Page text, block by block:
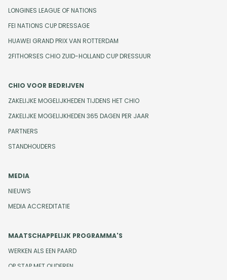
LONGINES LEAGUE OF NATIONS
FEI NATIONS CUP DRESSAGE
HUAWEI GRAND PRIX VAN ROTTERDAM
2FITHORSES CHIO ZUID-HOLLAND CUP DRESSUUR
CHIO VOOR BEDRIJVEN
ZAKELIJKE MOGELIJKHEDEN TIJDENS HET CHIO
ZAKELIJKE MOGELIJKHEDEN 365 DAGEN PER JAAR
PARTNERS
STANDHOUDERS
MEDIA
NIEUWS
MEDIA ACCREDITATIE
MAATSCHAPPELIJK PROGRAMMA'S
WERKEN ALS EEN PAARD
OP STAP MET OUDEREN